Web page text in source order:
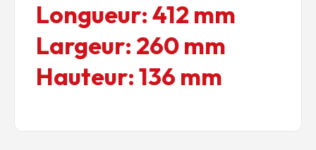
Longueur:412 mm
Largeur: 260 mm
Hauteur:136 mm